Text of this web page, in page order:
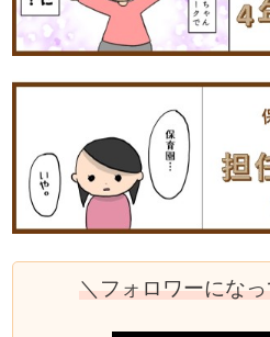
＼フォロワーにな